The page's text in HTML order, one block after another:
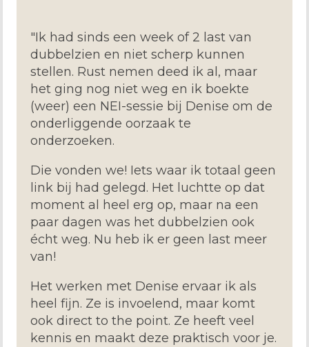
"Ik had sinds een week of 2 last van
dubbelzien en niet scherp kunnen
stellen. Rust nemen deed ik al, maar
het ging nog niet weg en ik boekte
(weer) een NEI-sessie bij Denise om de
onderliggende oorzaak te
onderzoeken.
Die vonden we! Iets waar ik totaal geen
link bij had gelegd. Het luchtte op dat
moment al heel erg op, maar na een
paar dagen was het dubbelzien ook
écht weg. Nu heb ik er geen last meer
van!
Het werken met Denise ervaar ik als
heel fijn. Ze is invoelend, maar komt
ook direct to the point. Ze heeft veel
kennis en maakt deze praktisch voor je.